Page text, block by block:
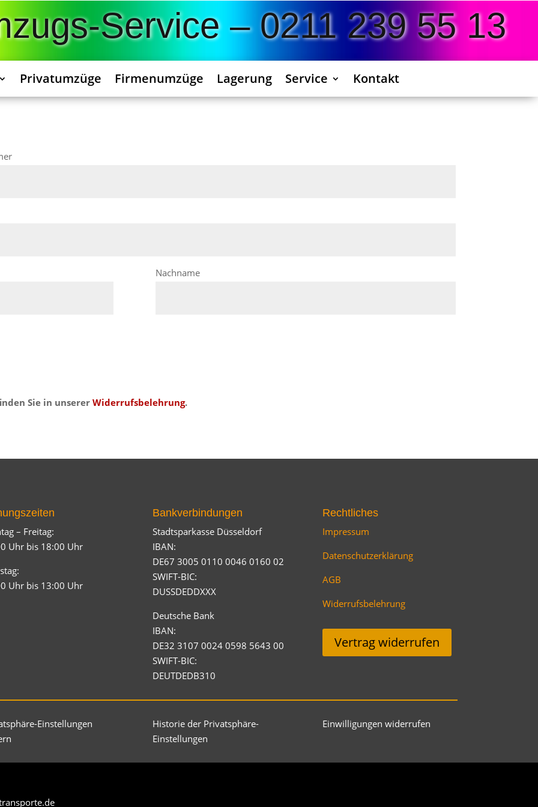
Service –0211 239 55 13
Privatumzüge Firmenumzüge Lagerung Service Kontakt
Nachname
Sie in unsererWiderrufsbelehrung.
– Freitag:
Uhr bis 18:00 Uhr
Uhr bis 13:00 Uhr
Bankverbindungen
Stadtsparkasse Düsseldorf
IBAN:
DE67 3005 0110 0046 0160 02
SWIFT-BIC:
DUSSDEDDXXX
Deutsche Bank
IBAN:
DE32 3107 0024 0598 5643 00
SWIFT-BIC:
DEUTDEDB310
Rechtliches
Impressum
Datenschutzerklärung
AGB
Widerrufsbelehrung
Vertrag widerrufen
Einstellungen
Historie der Privatsphäre-
Einstellungen
Einwilligungen widerrufen